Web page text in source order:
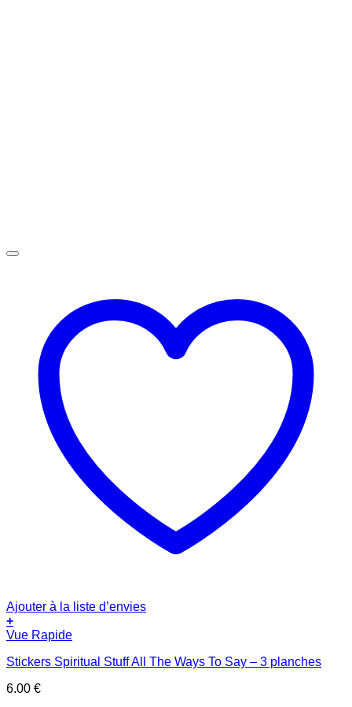
Ajouter à la liste d’envies
+
Vue Rapide
Stickers Spiritual Stuff All The Ways To Say – 3 planches
6.00 €